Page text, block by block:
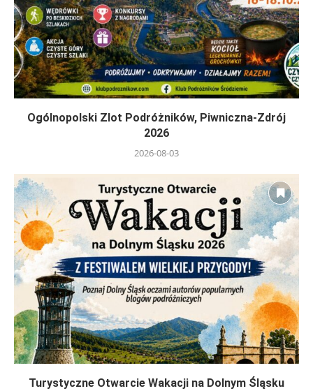
Ogólnopolski Zlot Podróżników, Piwniczna-Zdrój
2026
2026-08-03
Turystyczne Otwarcie Wakacji na Dolnym Śląsku